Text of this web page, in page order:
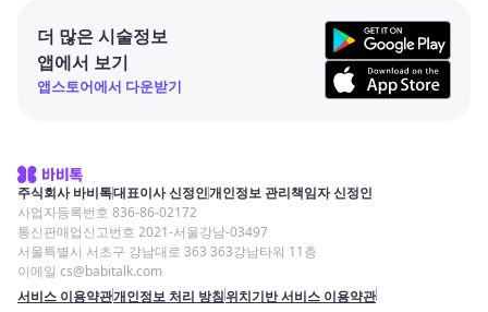
더 많은 시술정보
앱에서 보기
앱스토어에서 다운받기
주식회사 바비톡대표이사 신정인개인정보 관리책임자 신정인
사업자등록번호 836-86-02172
통신판매업신고번호 2021-서울강남-03497
서울특별시 서초구 강남대로 363 363강남타워 11층
이메일 cs@babitalk.com
서비스 이용약관개인정보 처리 방침위치기반 서비스 이용약관